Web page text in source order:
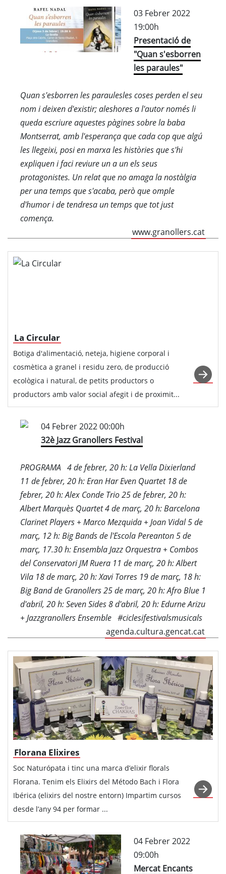
03 Febrer 2022
19:00h
Presentació de
"Quan s'esborren
les paraules"
Quan s'esborren les paraulesles coses perden el seu
nom i deixen d'existir; aleshores a l'autor només li
queda escriure aquestes pàgines sobre la baba
Montserrat, amb l'esperança que cada cop que algú
les llegeixi, posi en marxa les històries que s'hi
expliquen i faci reviure un a un els seus
protagonistes. Un relat que no amaga la nostàlgia
per una temps que s'acaba, però que omple
d'humor i de tendresa un temps que tot just
comença.
www.granollers.cat
La Circular
Botiga d'alimentació, neteja, higiene corporal i
cosmètica a granel i residu zero, de producció
ecològica i natural, de petits productors o
productors amb valor social afegit i de proximit...
04 Febrer 2022 00:00h
32è Jazz Granollers Festival
PROGRAMA 4 de febrer, 20 h: La Vella Dixierland
11 de febrer, 20 h: Eran Har Even Quartet 18 de
febrer, 20 h: Alex Conde Trio 25 de febrer, 20 h:
Albert Marquès Quartet 4 de març, 20 h: Barcelona
Clarinet Players + Marco Mezquida + Joan Vidal 5 de
març, 12 h: Big Bands de l'Escola Pereanton 5 de
març, 17.30 h: Ensembla Jazz Orquestra + Combos
del Conservatori JM Ruera 11 de març, 20 h: Albert
Vila 18 de març, 20 h: Xavi Torres 19 de març, 18 h:
Big Band de Granollers 25 de març, 20 h: Afro Blue 1
d'abril, 20 h: Seven Sides 8 d'abril, 20 h: Edurne Arizu
+ Jazzgranollers Ensemble #ciclesifestivalsmusicals
agenda.cultura.gencat.cat
Florana Elixires
Soc Naturópata i tinc una marca d’elixir florals
Florana. Tenim els Elixirs del Método Bach i Flora
Ibérica (elixirs del nostre entorn) Impartim cursos
desde l’any 94 per formar ...
04 Febrer 2022
09:00h
Mercat Encants